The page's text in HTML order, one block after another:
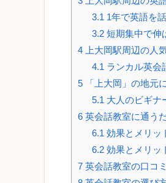
3.1 1年で英語を
3.2短期集中で伸
4 上大岡駅周辺の人
4.1 ランカル英会
5 「上大岡」の地元
5.1 大人のビギナ
6 英会話教室に通う
6.1 効果とメリッ
6.2効果とメリッ
7 英会話教室の口コ